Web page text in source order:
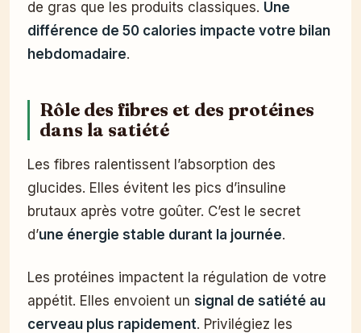
de gras que les produits classiques. Une
différence de 50 calories impacte votre bilan
hebdomadaire.
Rôle des fibres et des protéines
dans la satiété
Les fibres ralentissent l’absorption des
glucides. Elles évitent les pics d’insuline
brutaux après votre goûter. C’est le secret
d’une énergie stable durant la journée.
Les protéines impactent la régulation de votre
appétit. Elles envoient un signal de satiété au
cerveau plus rapidement. Privilégiez les